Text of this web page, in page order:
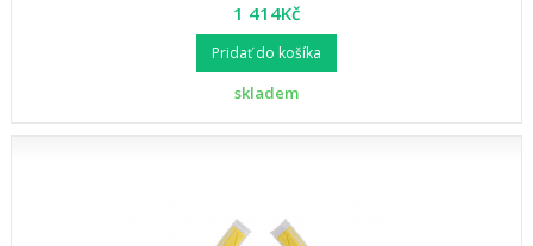
1 414Kč
Pridať do košíka
skladem